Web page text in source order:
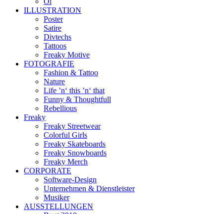
ILLUSTRATION
Poster
Satire
Divtechs
Tattoos
Freaky Motive
FOTOGRAFIE
Fashion & Tattoo
Nature
Life ’n‘ this ’n‘ that
Funny & Thoughtfull
Rebellious
Freaky
Freaky Streetwear
Colorful Girls
Freaky Skateboards
Freaky Snowboards
Freaky Merch
CORPORATE
Software-Design
Unternehmen & Dienstleister
Musiker
AUSSTELLUNGEN